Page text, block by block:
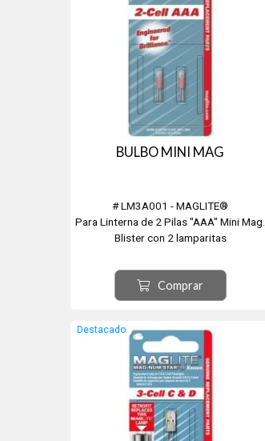
BULBO MINI MAG
# LM3A001 - MAGLITE®
Para Linterna de 2 Pilas "AAA" Mini Mag.
Blister con 2 lamparitas
Comprar
Destacado